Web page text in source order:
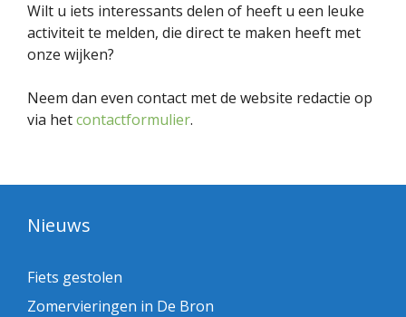
Wilt u iets interessants delen of heeft u een leuke
activiteit te melden, die direct te maken heeft met
onze wijken?
Neem dan even contact met de website redactie op
via hetcontactformulier.
Nieuws
Fiets gestolen
Zomervieringen in De Bron